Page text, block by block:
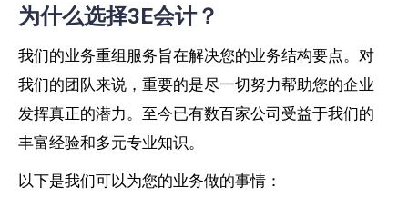
为什么选择3E会计？
我们的业务重组服务旨在解决您的业务结构要点。对
我们的团队来说，重要的是尽一切努力帮助您的企业
发挥真正的潜力。至今已有数百家公司受益于我们的
丰富经验和多元专业知识。
以下是我们可以为您的业务做的事情：